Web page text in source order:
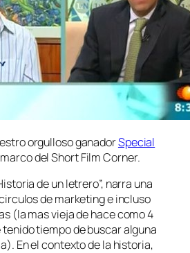
orgulloso ganadorSpecial
del Short Film Corner.
de un letrero”, narra una
de marketing e incluso
(la mas vieja de hace como 4
tenido tiempo de buscar alguna
En el contexto de la historia,